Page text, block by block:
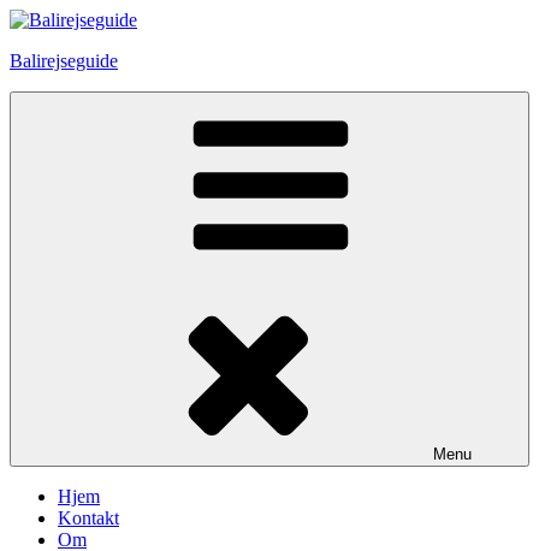
Skip
content
Balirejseguide
Menu
Hjem
Kontakt
Om